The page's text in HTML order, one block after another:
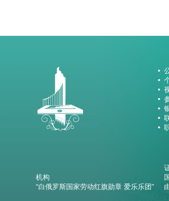
机构
“白俄罗斯国家劳动红旗勋章 爱乐乐团”